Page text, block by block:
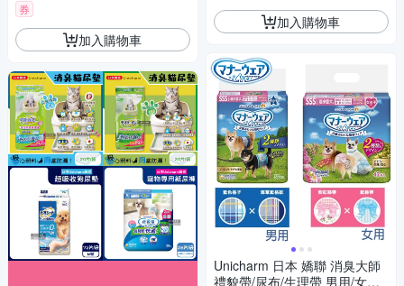
券
加入購物車
加入購物車
Unicharm 日本 嬌聯 消臭大師
禮貌帶/尿布/生理帶 男用/女用